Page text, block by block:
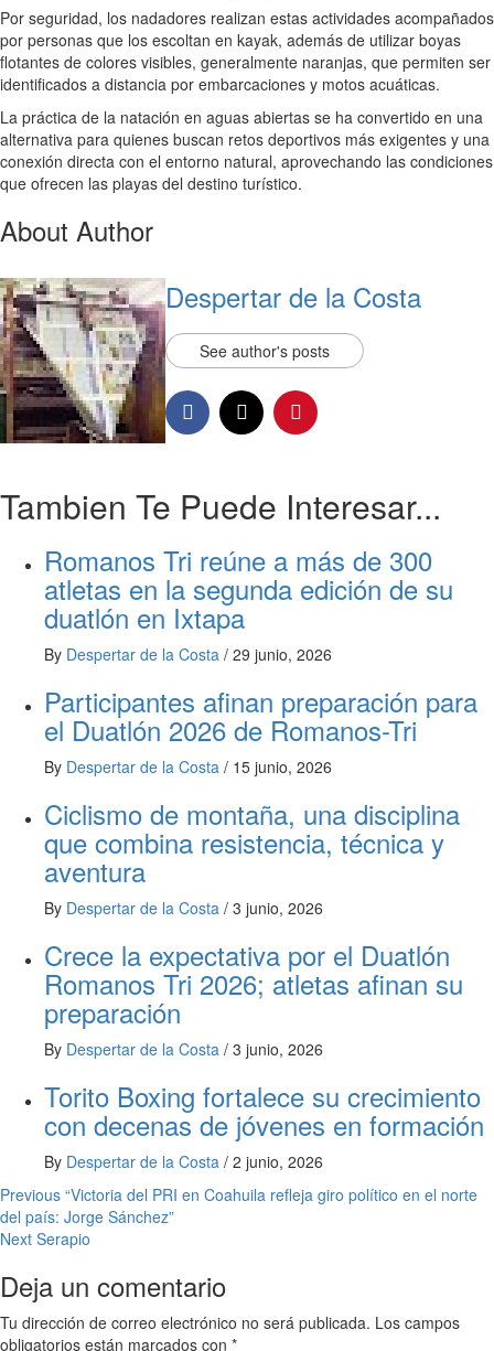
Por seguridad, los nadadores realizan estas actividades acompañados
por personas que los escoltan en kayak, además de utilizar boyas
flotantes de colores visibles, generalmente naranjas, que permiten ser
identificados a distancia por embarcaciones y motos acuáticas.
La práctica de la natación en aguas abiertas se ha convertido en una
alternativa para quienes buscan retos deportivos más exigentes y una
conexión directa con el entorno natural, aprovechando las condiciones
que ofrecen las playas del destino turístico.
About Author
Despertar de la Costa
See author's posts
Tambien Te Puede Interesar...
Romanos Tri reúne a más de 300
atletas en la segunda edición de su
duatlón en Ixtapa
By Despertar de la Costa / 29 junio, 2026
Participantes afinan preparación para
el Duatlón 2026 de Romanos-Tri
By Despertar de la Costa / 15 junio, 2026
Ciclismo de montaña, una disciplina
que combina resistencia, técnica y
aventura
By Despertar de la Costa / 3 junio, 2026
Crece la expectativa por el Duatlón
Romanos Tri 2026; atletas afinan su
preparación
By Despertar de la Costa / 3 junio, 2026
Torito Boxing fortalece su crecimiento
con decenas de jóvenes en formación
By Despertar de la Costa / 2 junio, 2026
Post
navigation
Previous “Victoria del PRI en Coahuila refleja giro político en el norte
del país: Jorge Sánchez”
Next Serapio
Deja un comentario
Tu dirección de correo electrónico no será publicada. Los campos
obligatorios están marcados con *